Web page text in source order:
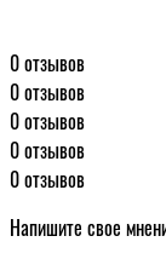
0 отзывов
0 отзывов
0 отзывов
0 отзывов
0 отзывов
Напишите свое